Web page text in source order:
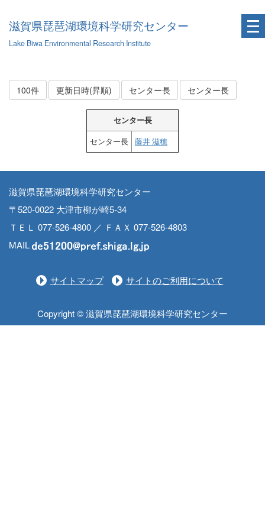
滋賀県琵琶湖環境科学研究センター
Lake Biwa Environmental Research Institute
100件 更新日時(昇順) センター長 センター長
センター長
センター長
藤井 滋穂
滋賀県琵琶湖環境科学研究センター
〒520-0022 大津市柳が崎5-34
ＴＥＬ 077-526-4800 ／ ＦＡＸ 077-526-4803
MAIL
サイトマップ サイトのご利用について
Copyright © 滋賀県琵琶湖環境科学研究センター